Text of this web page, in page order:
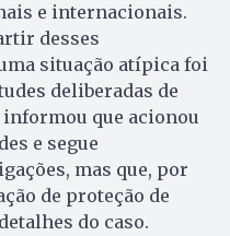
e internacionais.
desses
situação atípica foi
deliberadas de
que acionou
e segue
mas que, por
de proteção de
do caso.